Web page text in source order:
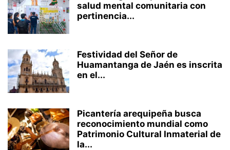
salud mental comunitaria con
pertinencia...
Festividad del Señor de
Huamantanga de Jaén es inscrita
en el...
Picantería arequipeña busca
reconocimiento mundial como
Patrimonio Cultural Inmaterial de
la...